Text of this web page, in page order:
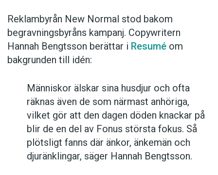
Reklambyrån New Normal stod bakom
begravningsbyråns kampanj. Copywritern
Hannah Bengtsson berättar i Resumé om
bakgrunden till idén:
Människor älskar sina husdjur och ofta
räknas även de som närmast anhöriga,
vilket gör att den dagen döden knackar på
blir de en del av Fonus största fokus. Så
plötsligt fanns där änkor, änkemän och
djuränklingar, säger Hannah Bengtsson.